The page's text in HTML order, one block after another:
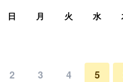
1泊あたりの宿泊料金の最安値
日 月 火 水
2 3 4 5